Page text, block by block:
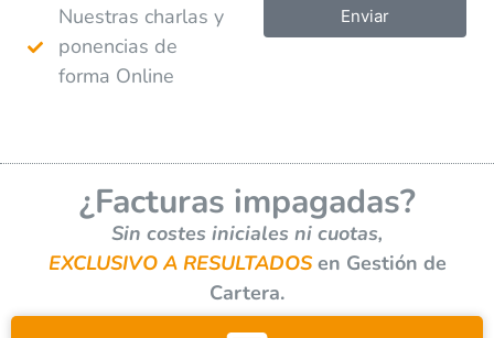
Nuestras charlas y
ponencias de
forma Online
Enviar
r
n
a
t
i
v
¿Facturas impagadas?
Sin costes iniciales ni cuotas,
EXCLUSIVO A RESULTADOSen Gestión de
Cartera.